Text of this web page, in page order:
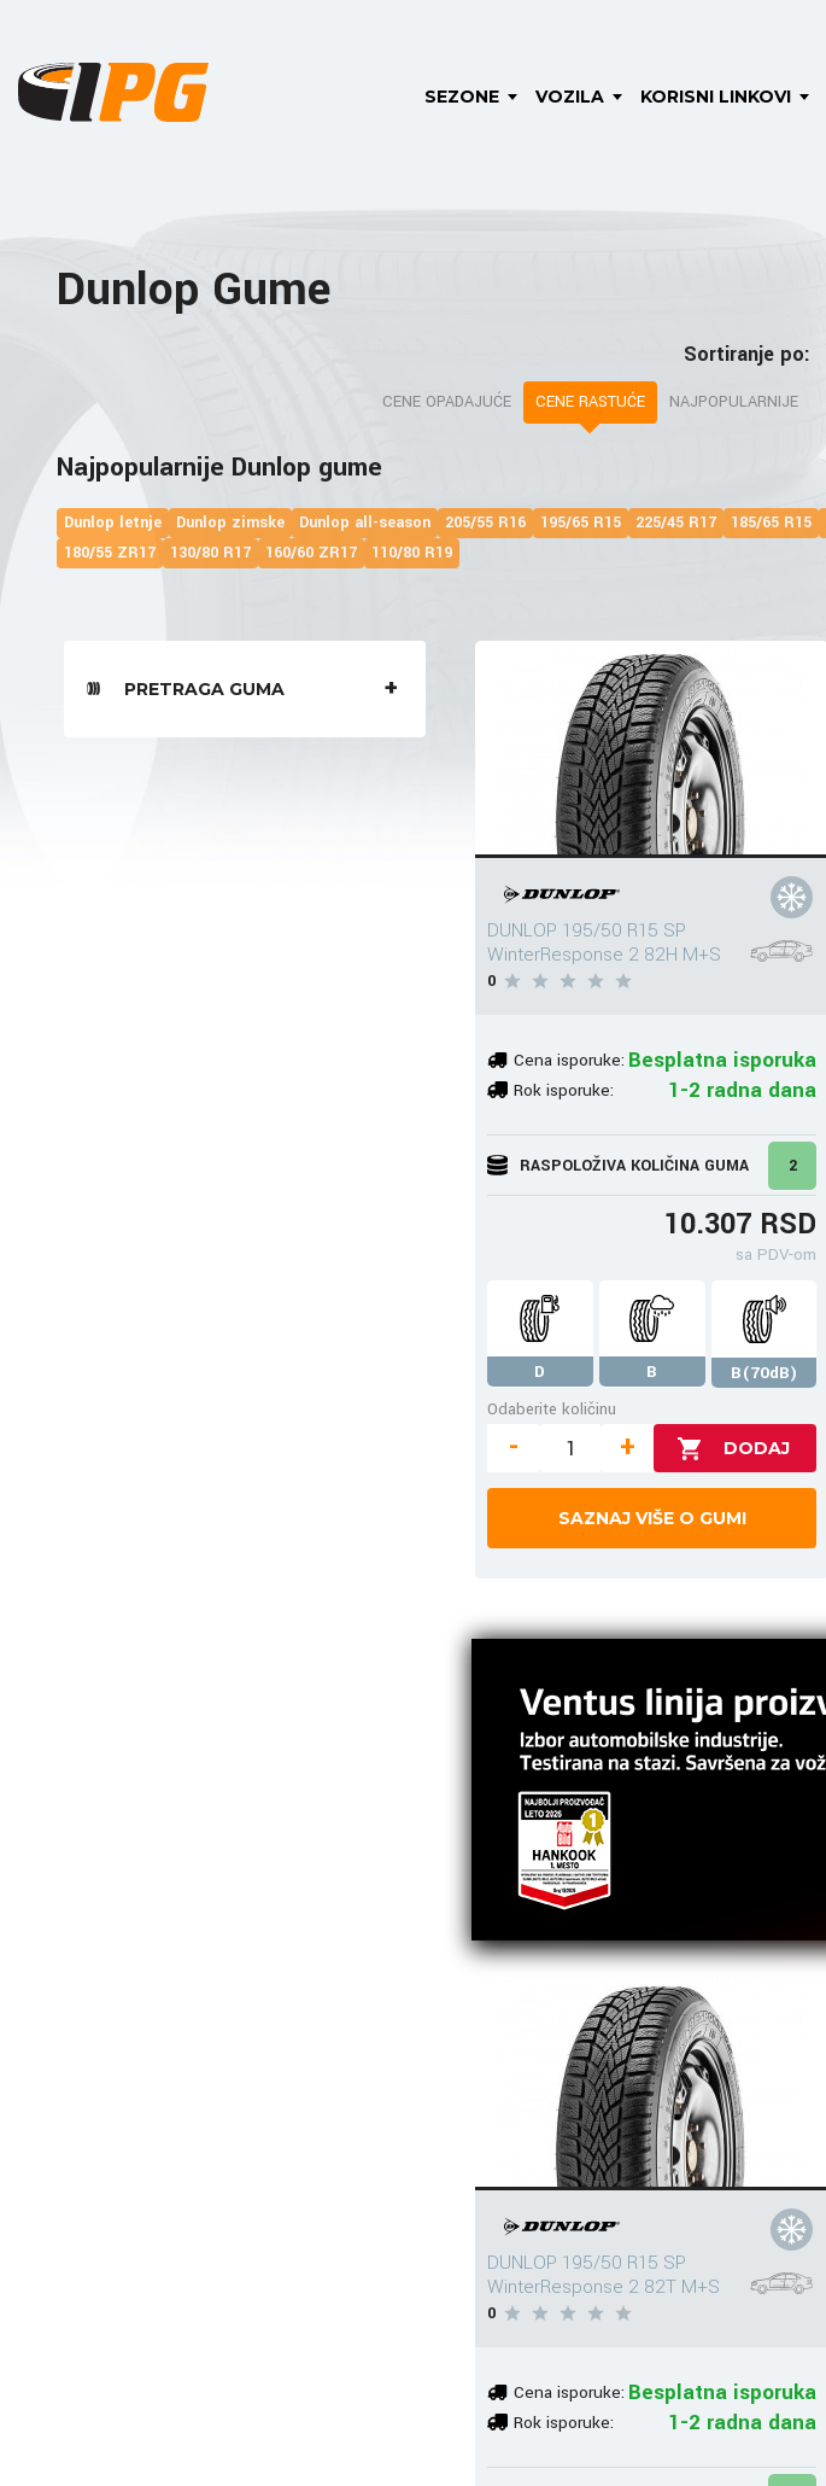
SEZONE VOZILA KORISNI LINKOVI
Dunlop Gume
Najpopularnije Dunlop gume
Dunlop letnje Dunlop zimske Dunlop all-season 205/55 R16 195/65 R15 225/45 R17 185/65 R15
180/55 ZR17
130/80 R17 160/60 ZR17 110/80 R19
Sortiranje po:
CENE OPADAJUĆE CENE RASTUĆE NAJPOPULARNIJE
PRETRAGA GUMA
DUNLOP 195/50 R15 SP
WinterResponse 2 82H M+S
0
Cena isporuke: Besplatna isporuka
Rok isporuke: 1-2 radna dana
RASPOLOŽIVA KOLIČINA GUMA 2
10.307 RSD
sa PDV-om
D B
B(70dB)
Odaberite količinu
- +
SAZNAJ VIŠE O GUMI
DUNLOP 195/50 R15 SP
WinterResponse 2 82T M+S
0
Cena isporuke: Besplatna isporuka
Rok isporuke: 1-2 radna dana